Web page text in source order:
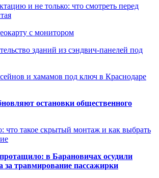
и не только: что смотреть перед
с монитором
зданий из сэндвич-панелей под
и хамамов под ключ в Краснодаре
остановки общественного
что такое скрытый монтаж и как выбрать
в Барановичах осудили
за травмирование пассажирки